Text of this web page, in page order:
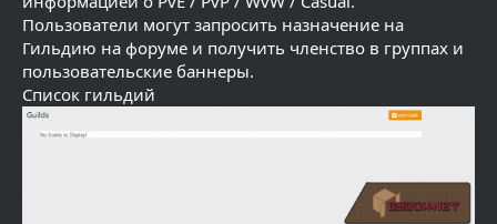
Пользователи могут запросить назначение на
Гильдию на форуме и получить членство в группах и
пользовательские баннеры.
Список гильдий